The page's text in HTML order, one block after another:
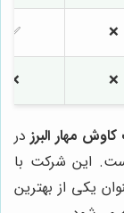
❌
✅
❌
❌
مهار البرزدر
این شرکت با
یکی از بهترین